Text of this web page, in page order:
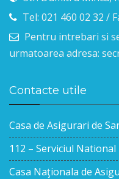
Tel: 021 460 02 32 /
Pentru intrebari si
urmatoarea adresa:
Contacte utile
Casa de Asigurari de
112 – Serviciul
Casa Naţionala de